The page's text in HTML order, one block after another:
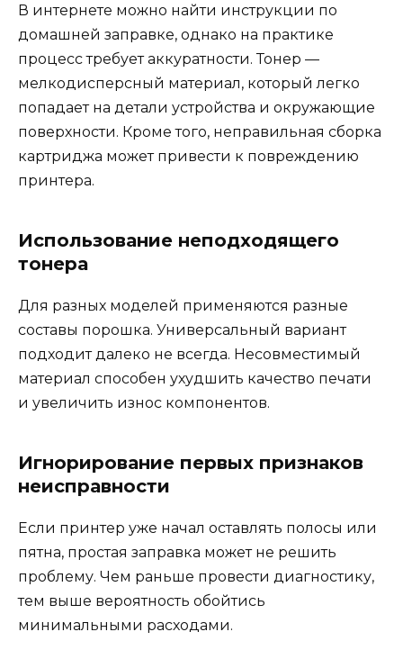
В интернете можно найти инструкции по
домашней заправке, однако на практике
процесс требует аккуратности. Тонер —
мелкодисперсный материал, который легко
попадает на детали устройства и окружающие
поверхности. Кроме того, неправильная сборка
картриджа может привести к повреждению
принтера.
Использование неподходящего
тонера
Для разных моделей применяются разные
составы порошка. Универсальный вариант
подходит далеко не всегда. Несовместимый
материал способен ухудшить качество печати
и увеличить износ компонентов.
Игнорирование первых признаков
неисправности
Если принтер уже начал оставлять полосы или
пятна, простая заправка может не решить
проблему. Чем раньше провести диагностику,
тем выше вероятность обойтись
минимальными расходами.